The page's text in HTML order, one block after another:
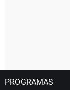
PROGRAMAS